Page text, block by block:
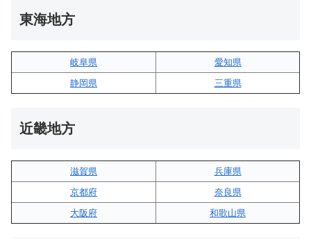
東海地方
岐阜県
愛知県
静岡県
三重県
近畿地方
滋賀県
兵庫県
京都府
奈良県
大阪府
和歌山県